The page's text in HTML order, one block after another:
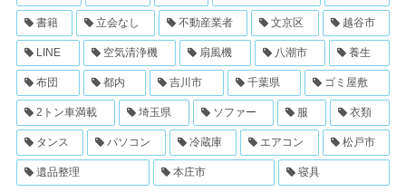
書籍 立会なし 不動産業者 文京区 越谷市
LINE 空気清浄機 扇風機 八潮市 養生
布団 都内 吉川市 千葉県 ゴミ屋敷
2トン車満載 埼玉県 ソファー 服 衣類
タンス パソコン 冷蔵庫 エアコン 松戸市
遺品整理 本庄市 寝具